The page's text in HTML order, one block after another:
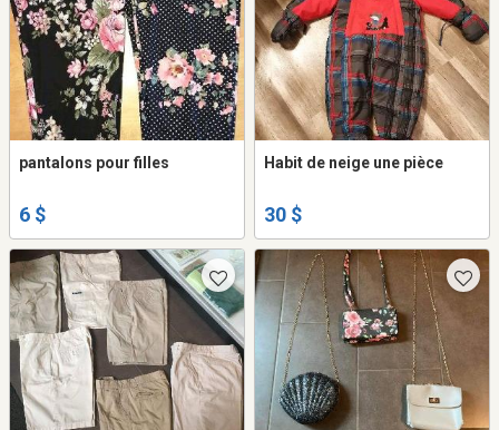
pantalons pour filles
6 $
Habit de neige une pièce
30 $